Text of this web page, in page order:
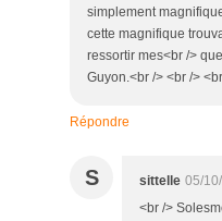
simplement
cette magnifique
ressortir mes<br />
Guyon.<br /> <br />
Répondre
S sittelle 05/
<br />